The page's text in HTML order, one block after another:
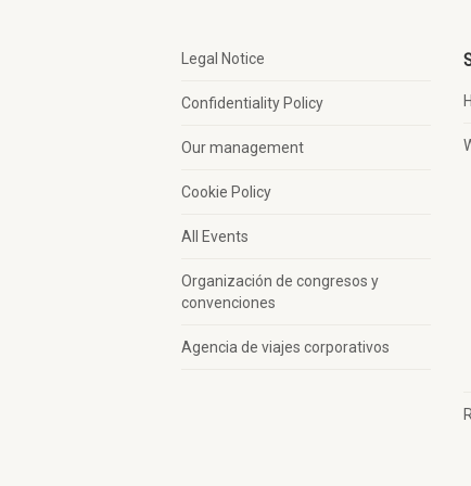
Legal Notice
Confidentiality Policy
Our management
Cookie Policy
All Events
Organización de congresos y
convenciones
Agencia de viajes corporativos